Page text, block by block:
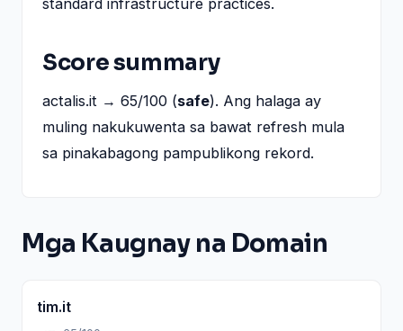
Score summary
actalis.it → 65/100 (safe). Ang halaga ay
muling nakukuwenta sa bawat refresh mula
sa pinakabagong pampublikong rekord.
Mga Kaugnay na Domain
tim.it